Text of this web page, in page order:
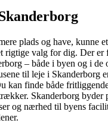
plads og have, kunne
rigtige valg for dig. Der er
– både i byen og i de
til leje i Skanderborg
kan finde både
Skanderborg byder
og nærhed til byens